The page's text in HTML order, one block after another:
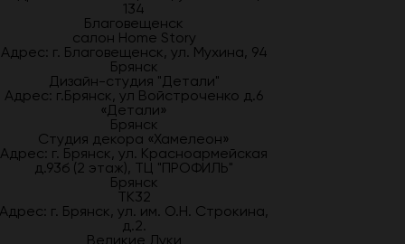
134
Благовещенск
салон Home Story
Адрес: г. Благовещенск, ул. Мухина, 94
Брянск
Дизайн-студия "Детали"
Адрес: г.Брянск, ул Войстроченко д.6
«Детали»
Брянск
Студия декора «Хамелеон»
Адрес: г. Брянск, ул. Красноармейская
д.93б (2 этаж), ТЦ "ПРОФИЛЬ"
Брянск
ТК32
Адрес: г. Брянск, ул. им. О.Н. Строкина,
д.2.
Великие Луки